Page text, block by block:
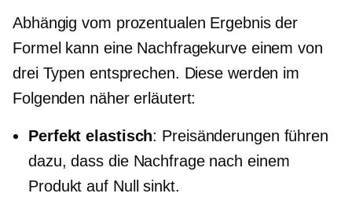
Abhängig vom prozentualen Ergebnis der
Formel kann eine Nachfragekurve einem von
drei Typen entsprechen. Diese werden im
Folgenden näher erläutert:
Perfekt elastisch: Preisänderungen führen
dazu, dass die Nachfrage nach einem
Produkt auf Null sinkt.